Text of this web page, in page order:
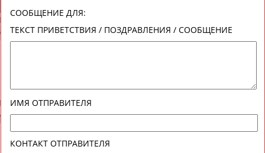
Екатерина
АБРАМОВА
Ирина
АБРАМОВА
АБРАМОВА
Иракли
АБРАМЯН
Осеп
АБРАМЯН
АБРАРОВ
СООБЩЕНИЕ ДЛЯ:
ТЕКСТ ПРИВЕТСТВИЯ / ПОЗДРАВЛЕНИЯ / СООБЩЕНИЕ
ИМЯ ОТПРАВИТЕЛЯ
КОНТАКТ ОТПРАВИТЕЛЯ